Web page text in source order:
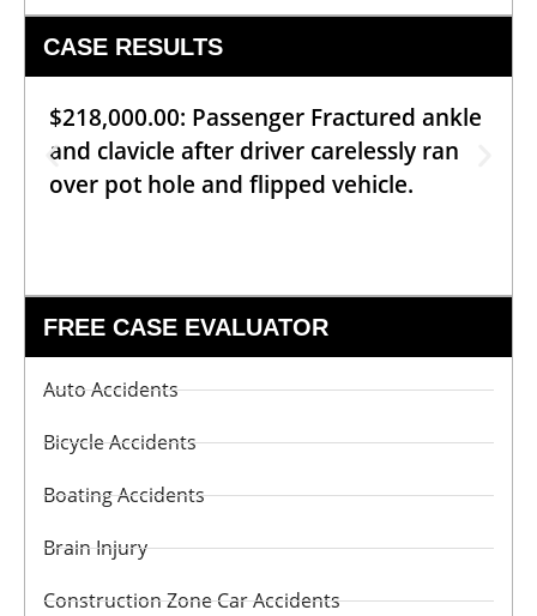
CASE RESULTS
$218,000.00: Passenger Fractured ankle
and clavicle after driver carelessly ran
over pot hole and flipped vehicle.
FREE CASE EVALUATOR
Auto Accidents
Bicycle Accidents
Boating Accidents
Brain Injury
Construction Zone Car Accidents